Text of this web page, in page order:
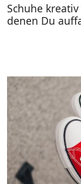
Schuhe
denen Du